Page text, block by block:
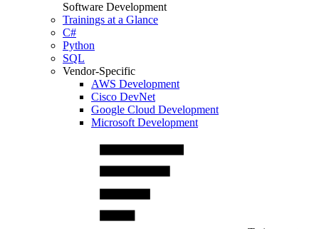
Software Development
Trainings at a Glance
C#
Python
SQL
Vendor-Specific
AWS Development
Cisco DevNet
Google Cloud Development
Microsoft Development